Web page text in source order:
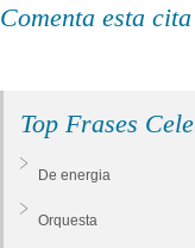
Comenta esta
Top Frases
De energia
Orquesta